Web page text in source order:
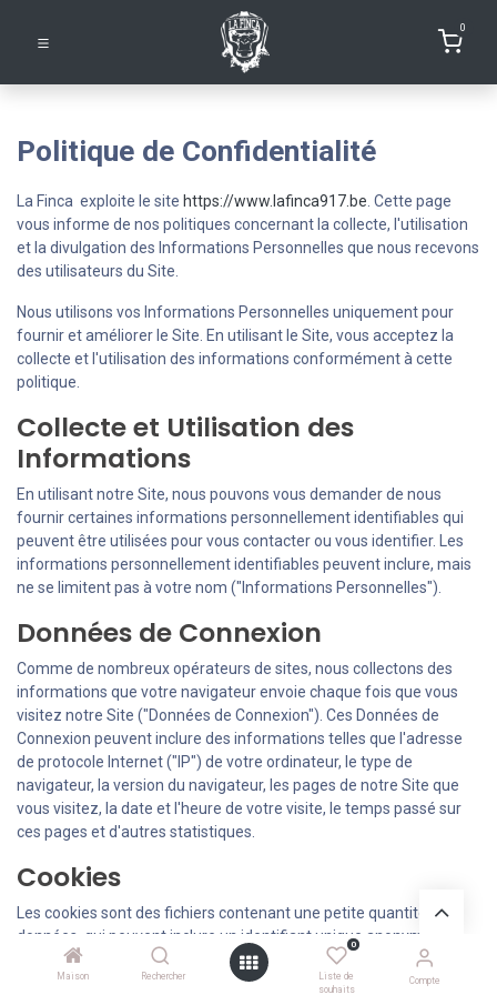
Maison Rechercher
0
Liste de
souhaits
Compte
0
Politique de Confidentialité
La Finca exploite le site https://www.lafinca917.be . Cette page
vous informe de nos politiques concernant la collecte, l'utilisation
et la divulgation des Informations Personnelles que nous recevons
des utilisateurs du Site.
Nous utilisons vos Informations Personnelles uniquement pour
fournir et améliorer le Site. En utilisant le Site, vous acceptez la
collecte et l'utilisation des informations conformément à cette
politique.
Collecte et Utilisation des
Informations
En utilisant notre Site, nous pouvons vous demander de nous
fournir certaines informations personnellement identifiables qui
peuvent être utilisées pour vous contacter ou vous identifier. Les
informations personnellement identifiables peuvent inclure, mais
ne se limitent pas à votre nom ("Informations Personnelles").
Données de Connexion
Comme de nombreux opérateurs de sites, nous collectons des
informations que votre navigateur envoie chaque fois que vous
visitez notre Site ("Données de Connexion"). Ces Données de
Connexion peuvent inclure des informations telles que l'adresse
de protocole Internet ("IP") de votre ordinateur, le type de
navigateur, la version du navigateur, les pages de notre Site que
vous visitez, la date et l'heure de votre visite, le temps passé sur
ces pages et d'autres statistiques.
Cookies
Les cookies sont des fichiers contenant une petite quantité de
données, qui peuvent inclure un identifiant unique anonyme. Les
cookies sont envoyés à votre navigateur depuis un site web et
sont stockés sur le disque dur de votre ordinateur.